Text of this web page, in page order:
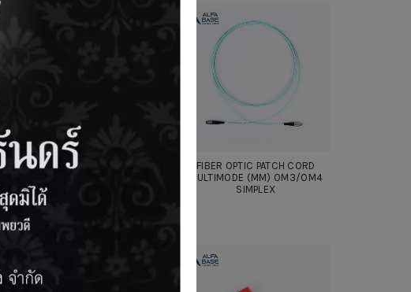
FIBER OPTIC PATCH CORD
FIBER OPTIC PATCH CORD
MULTIMODE (MM) OM3/OM4
SIMPLEX